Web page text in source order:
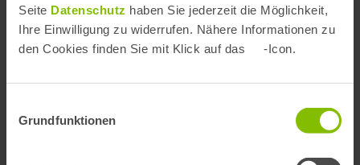
Seite Datenschutz haben Sie jederzeit die Möglichkeit,
Ihre Einwilligung zu widerrufen. Nähere Informationen zu
den Cookies finden Sie mit Klick auf das
-Icon.
Grundfunktionen
Weitere Kongresse
Forschungskongressen anderer Jahre.